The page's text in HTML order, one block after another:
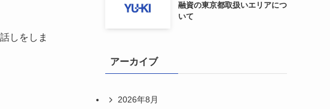
しをしま
融資の東京都取扱いエリアにつ
いて
アーカイブ
2026年8月